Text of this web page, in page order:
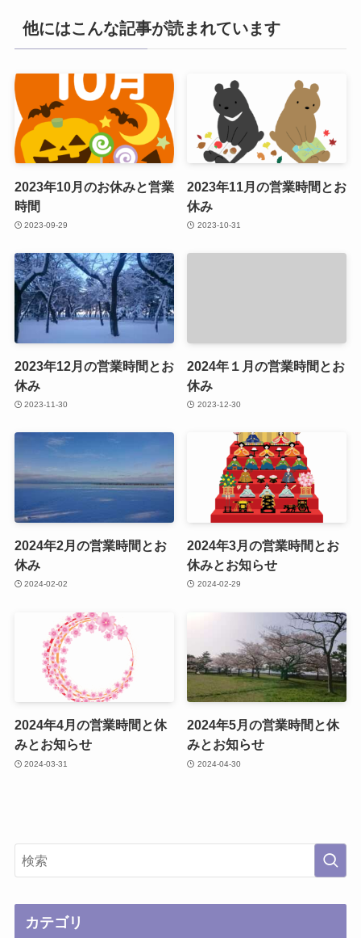
他にはこんな記事が読まれています
2023年10月のお休みと営業
時間
2023-09-29
2023年11月の営業時間とお
休み
2023-10-31
2023年12月の営業時間とお
休み
2023-11-30
2024年１月の営業時間とお
休み
2023-12-30
2024年2月の営業時間とお
休み
2024-02-02
2024年3月の営業時間とお
休みとお知らせ
2024-02-29
2024年4月の営業時間と休
みとお知らせ
2024-03-31
2024年5月の営業時間と休
みとお知らせ
2024-04-30
カテゴリ